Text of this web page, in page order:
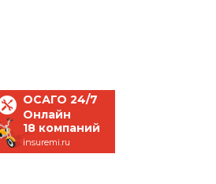
ОСАГО 24/7
Онлайн
18 компаний
insuremi.ru